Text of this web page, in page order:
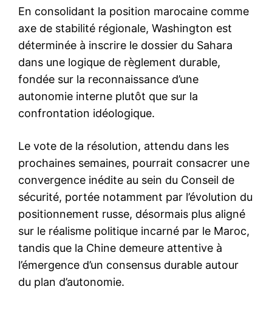
En consolidant la position marocaine comme
axe de stabilité régionale, Washington est
déterminée à inscrire le dossier du Sahara
dans une logique de règlement durable,
fondée sur la reconnaissance d’une
autonomie interne plutôt que sur la
confrontation idéologique.
Le vote de la résolution, attendu dans les
prochaines semaines, pourrait consacrer une
convergence inédite au sein du Conseil de
sécurité, portée notamment par l’évolution du
positionnement russe, désormais plus aligné
sur le réalisme politique incarné par le Maroc,
tandis que la Chine demeure attentive à
l’émergence d’un consensus durable autour
du plan d’autonomie.